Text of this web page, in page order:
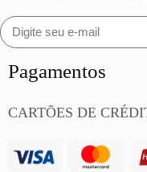
Pagamentos
CARTÕES DE